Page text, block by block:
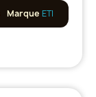
Marque ETI